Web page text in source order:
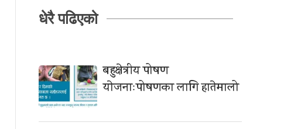
धेरै पढिएको
बहुक्षेत्रीय पोषण
याेजनाःपोषणका लागि हातेमालो